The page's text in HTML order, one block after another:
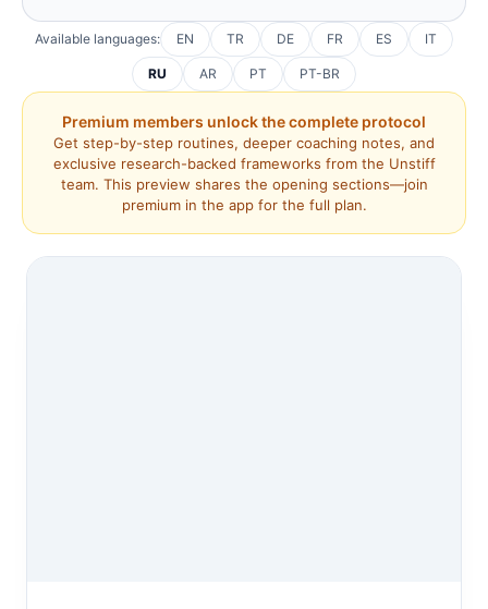
Available languages: EN TR DE FR ES IT
RU AR PT PT-BR
Premium members unlock the complete protocol
Get step-by-step routines, deeper coaching notes, and
exclusive research-backed frameworks from the Unstiff
team. This preview shares the opening sections—join
premium in the app for the full plan.